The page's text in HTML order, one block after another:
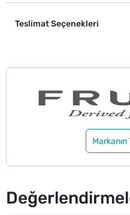
Teslimat Seçenekleri